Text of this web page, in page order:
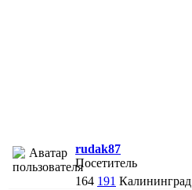
rudak87
Посетитель
164 191 Калининград